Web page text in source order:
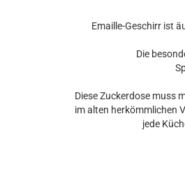
Emaille-Geschirr ist
Die
Diese Zuckerdose muss
im alten herkömmlichen
jede